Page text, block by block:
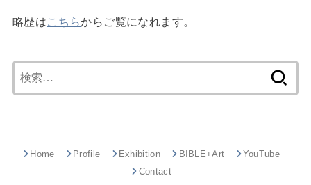
略歴は こちらからご覧になれます。
索:
Home Profile Exhibition BIBLE+Art
YouTube
Contact